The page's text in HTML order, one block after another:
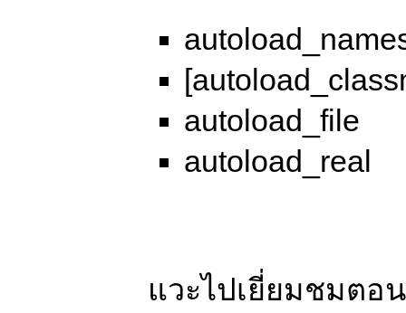
autoload_file
autoload_real
แวะไปเยี่ยมชมตอ